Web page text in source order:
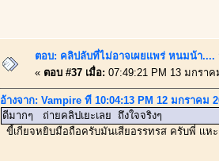
ตอบ: คลิปลับที่ไม่อาจเผยเเพร่ หนมน้า
« ตอบ #37 เมื่อ: 07:49:21 PM 13 มกราค
อ้างจาก: Vampire ที่ 10:04:13 PM 12 มกราคม
ดีมากๆ ถ่ายคลิปเยะเลย ถึงใจจริงๆ
ขี้เกียจหยิบมือถือครับมันเสียอรรทรส ครับพี่ เเห